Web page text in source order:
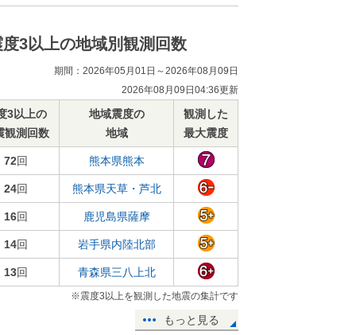
度3以上の地域別観測回数
期間：2026年05月01日～2026年08月09日
2026年08月09日04:36更新
3以上の
観測回数
地域震度の
地域
観測した
最大震度
72回 熊本県熊本
24回 熊本県天草・芦北
16回 鹿児島県薩摩
14回 岩手県内陸北部
13回 青森県三八上北
※震度3以上を観測した地震の集計です
もっと見る